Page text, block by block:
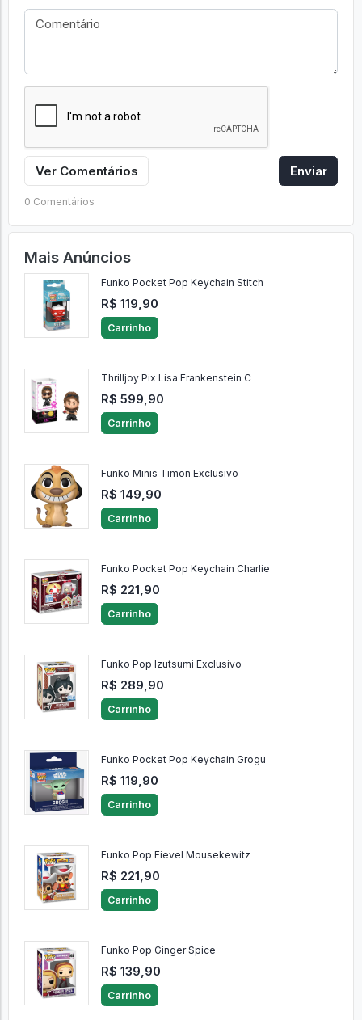
Ver Comentários Enviar
0 Comentários
Mais Anúncios
Funko Pocket Pop Keychain Stitch
R$ 119,90
Carrinho
Thrilljoy Pix Lisa Frankenstein C
R$ 599,90
Carrinho
Funko Minis Timon Exclusivo
R$ 149,90
Carrinho
Funko Pocket Pop Keychain Charlie
R$ 221,90
Carrinho
Funko Pop Izutsumi Exclusivo
R$ 289,90
Carrinho
Funko Pocket Pop Keychain Grogu
R$ 119,90
Carrinho
Funko Pop Fievel Mousekewitz
R$ 221,90
Carrinho
Funko Pop Ginger Spice
R$ 139,90
Carrinho